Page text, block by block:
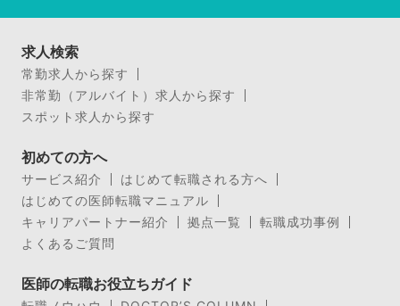
求人検索
常勤求人から探す
非常勤（アルバイト）求人から探す
スポット求人から探す
初めての方へ
サービス紹介
はじめて転職される方へ
はじめての医師転職マニュアル
キャリアパートナー紹介
拠点一覧
転職成功事例
よくあるご質問
医師の転職お役立ちガイド